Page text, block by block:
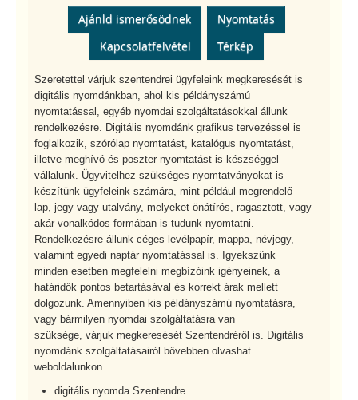
Ajánld ismerősödnek
Nyomtatás
Kapcsolatfelvétel
Térkép
Szeretettel várjuk szentendrei ügyfeleink megkeresését is
digitális nyomdánkban, ahol kis példányszámú
nyomtatással, egyéb nyomdai szolgáltatásokkal állunk
rendelkezésre. Digitális nyomdánk grafikus tervezéssel is
foglalkozik, szórólap nyomtatást, katalógus nyomtatást,
illetve meghívó és poszter nyomtatást is készséggel
vállalunk. Ügyvitelhez szükséges nyomtatványokat is
készítünk ügyfeleink számára, mint például megrendelő
lap, jegy vagy utalvány, melyeket önátírós, ragasztott, vagy
akár vonalkódos formában is tudunk nyomtatni.
Rendelkezésre állunk céges levélpapír, mappa, névjegy,
valamint egyedi naptár nyomtatással is. Igyekszünk
minden esetben megfelelni megbízóink igényeinek, a
határidők pontos betartásával és korrekt árak mellett
dolgozunk. Amennyiben kis példányszámú nyomtatásra,
vagy bármilyen nyomdai szolgáltatásra van
szüksége, várjuk megkeresését Szentendréről is. Digitális
nyomdánk szolgáltatásairól bővebben olvashat
weboldalunkon.
digitális nyomda Szentendre